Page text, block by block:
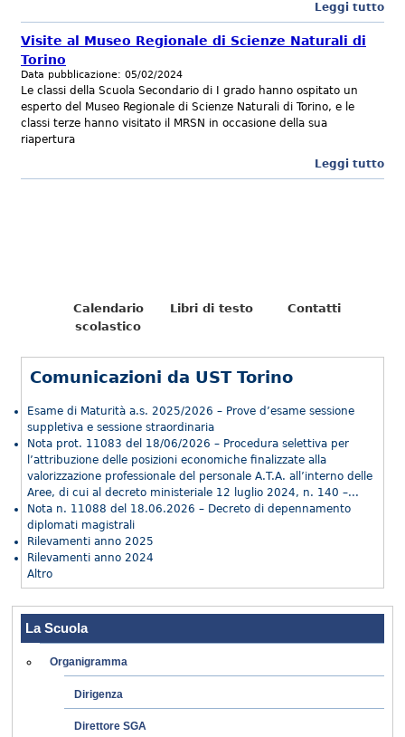
Leggi tutto
Visite al Museo Regionale di Scienze Naturali di
Torino
Data pubblicazione: 05/02/2024
Le classi della Scuola Secondario di I grado hanno ospitato un
esperto del Museo Regionale di Scienze Naturali di Torino, e le
classi terze hanno visitato il MRSN in occasione della sua
riapertura
Leggi tutto
Calendario
scolastico
Libri di testo Contatti
Comunicazioni da UST Torino
Esame di Maturità a.s. 2025/2026 – Prove d’esame sessione
suppletiva e sessione straordinaria
Nota prot. 11083 del 18/06/2026 – Procedura selettiva per
l’attribuzione delle posizioni economiche finalizzate alla
valorizzazione professionale del personale A.T.A. all’interno delle
Aree, di cui al decreto ministeriale 12 luglio 2024, n. 140 –...
Nota n. 11088 del 18.06.2026 – Decreto di depennamento
diplomati magistrali
Rilevamenti anno 2025
Rilevamenti anno 2024
Altro
La Scuola
Organigramma
Dirigenza
Direttore SGA